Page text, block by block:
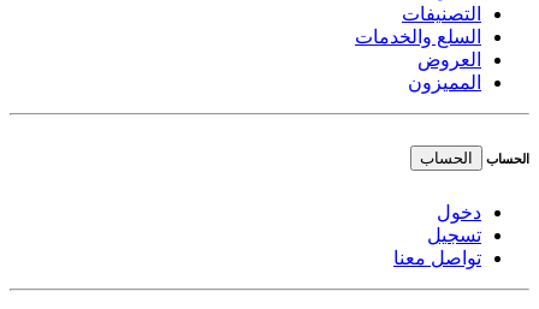
التصنيفات
السلع والخدمات
العروض
المميزون
الحساب الحساب
دخول
تسجيل
تواصل معنا